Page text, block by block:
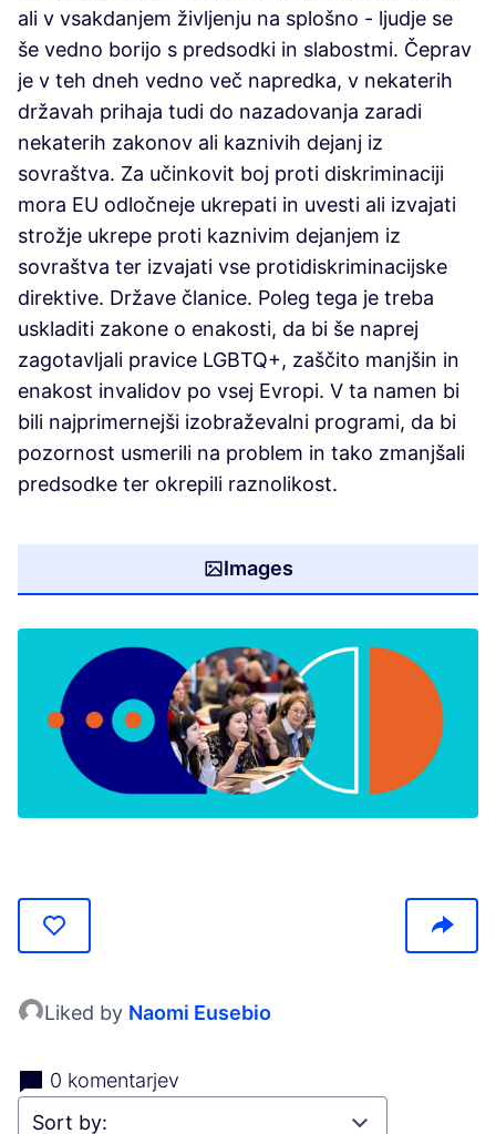
ali v vsakdanjem življenju na splošno - ljudje se
še vedno borijo s predsodki in slabostmi. Čeprav
je v teh dneh vedno več napredka, v nekaterih
državah prihaja tudi do nazadovanja zaradi
nekaterih zakonov ali kaznivih dejanj iz
sovraštva. Za učinkovit boj proti diskriminaciji
mora EU odločneje ukrepati in uvesti ali izvajati
strožje ukrepe proti kaznivim dejanjem iz
sovraštva ter izvajati vse protidiskriminacijske
direktive. Države članice. Poleg tega je treba
uskladiti zakone o enakosti, da bi še naprej
zagotavljali pravice LGBTQ+, zaščito manjšin in
enakost invalidov po vsej Evropi. V ta namen bi
bili najprimernejši izobraževalni programi, da bi
pozornost usmerili na problem in tako zmanjšali
predsodke ter okrepili raznolikost.
Images
Liked by Naomi Eusebio
0 komentarjev